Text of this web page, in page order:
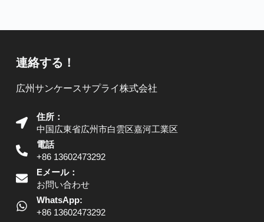
連絡する！
広州サンケースサプライ株式会社
住所：
中国広東省広州市白雲区嘉河工業区
電話
+86 13602473292
Eメール：
お問い合わせ
WhatsApp:
+86 13602473292